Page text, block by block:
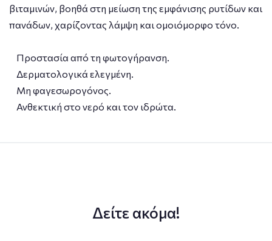
βιταμινών, βοηθά στη μείωση της εμφάνισης ρυτίδων και
πανάδων, χαρίζοντας λάμψη και ομοιόμορφο τόνο.
Προστασία από τη φωτογήρανση.
Δερματολογικά ελεγμένη.
Μη φαγεσωρογόνος.
Ανθεκτική στο νερό και τον ιδρώτα.
Δείτε ακόμα!